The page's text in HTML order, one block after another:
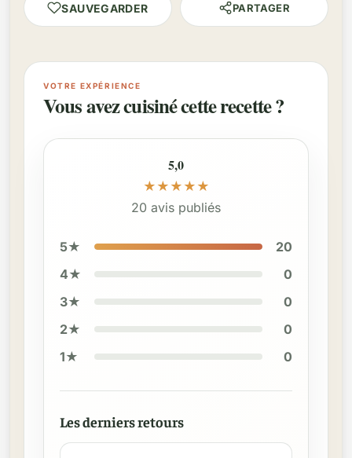
SAUVEGARDER PARTAGER
VOTRE EXPÉRIENCE
Vous avez cuisiné cette recette ?
5,0
★ ★ ★ ★ ★
20 avis publiés
5★
20
4★
0
3★
0
2★
0
1★
0
Les derniers retours